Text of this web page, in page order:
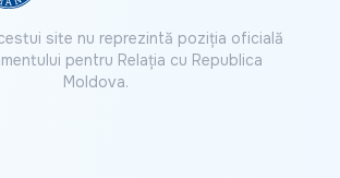
site nu reprezintă poziția oficială
pentru Relația cu Republica
Moldova.